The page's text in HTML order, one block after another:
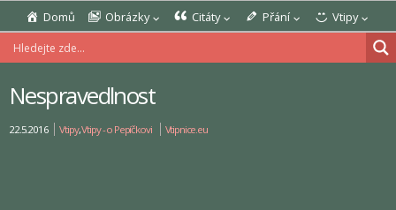
Domů Obrázky Citáty Přání Vtipy
Nespravedlnost
22.5.2016 Vtipy,Vtipy - o Pepíčkovi Vtipnice.eu